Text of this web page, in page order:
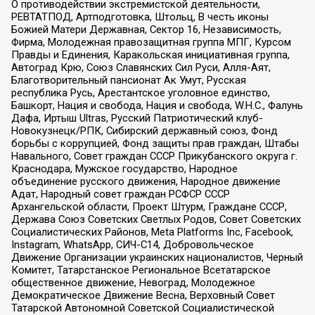
О противодействии экстремистской деятельности,
РЕВТАТПОД, Артподготовка, Штольц, В честь иконы
Божией Матери Державная, Сектор 16, Независимость,
Фирма, Молодежная правозащитная группа МПГ, Курсом
Правды и Единения, Каракольская инициативная группа,
Автоград Крю, Союз Славянских Сил Руси, Алля-Аят,
Благотворительный пансионат Ак Умут, Русская
республика Русь, Арестантское уголовное единство,
Башкорт, Нация и свобода, Нация и свобода, W.H.С., Фалунь
Дафа, Иртыш Ultras, Русский Патриотический клуб-
Новокузнецк/РПК, Сибирский державный союз, Фонд
борьбы с коррупцией, Фонд защиты прав граждан, Штабы
Навального, Совет граждан СССР Прикубанского округа г.
Краснодара, Мужское государство, Народное
объединение русского движения, Народное движение
Адат, Народный совет граждан РСФСР СССР
Архангельской области, Проект Штурм, Граждане СССР,
Держава Союз Советских Светлых Родов, Совет Советских
Социалистических Районов, Meta Platforms Inc, Facebook,
Instagram, WhatsApp, СИЧ-С14, Добровольческое
Движение Организации украинских националистов, Черный
Комитет, Татарстанское Региональное Всетатарское
общественное движение, Невоград, Молодежное
Демократическое Движение Весна, Верховный Совет
Татарской Автономной Советской Социалистической